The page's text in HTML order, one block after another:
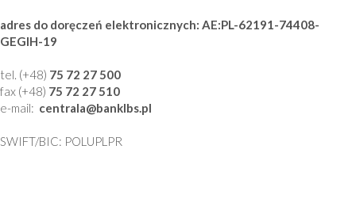
adres do doręczeń elektronicznych: AE:PL-62191-74408-
GEGIH-19
tel. (+48) 75 72 27 500
fax (+48) 75 72 27 510
e-mail: centrala@banklbs.pl
SWIFT/BIC: POLUPLPR